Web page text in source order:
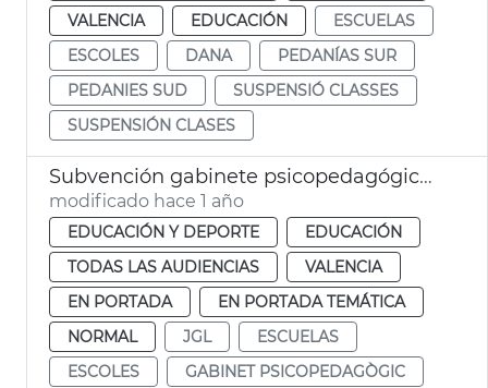
VALENCIA
EDUCACIÓN
ESCUELAS
ESCOLES
DANA
PEDANÍAS SUR
PEDANIES SUD
SUSPENSIÓ CLASSES
SUSPENSIÓN CLASES
Subvención gabinete psicopedagógico escolar
modificado hace 1 año
EDUCACIÓN Y DEPORTE
EDUCACIÓN
TODAS LAS AUDIENCIAS
VALENCIA
EN PORTADA
EN PORTADA TEMÁTICA
NORMAL
JGL
ESCUELAS
ESCOLES
GABINET PSICOPEDAGÒGIC